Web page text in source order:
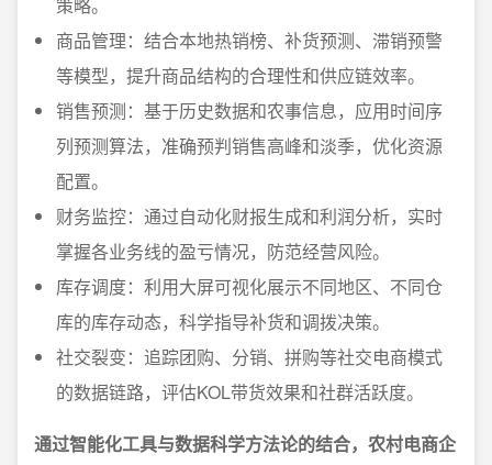
策略。
商品管理：结合本地热销榜、补货预测、滞销预警
等模型，提升商品结构的合理性和供应链效率。
销售预测：基于历史数据和农事信息，应用时间序
列预测算法，准确预判销售高峰和淡季，优化资源
配置。
财务监控：通过自动化财报生成和利润分析，实时
掌握各业务线的盈亏情况，防范经营风险。
库存调度：利用大屏可视化展示不同地区、不同仓
库的库存动态，科学指导补货和调拨决策。
社交裂变：追踪团购、分销、拼购等社交电商模式
的数据链路，评估KOL带货效果和社群活跃度。
通过智能化工具与数据科学方法论的结合，农村电商企